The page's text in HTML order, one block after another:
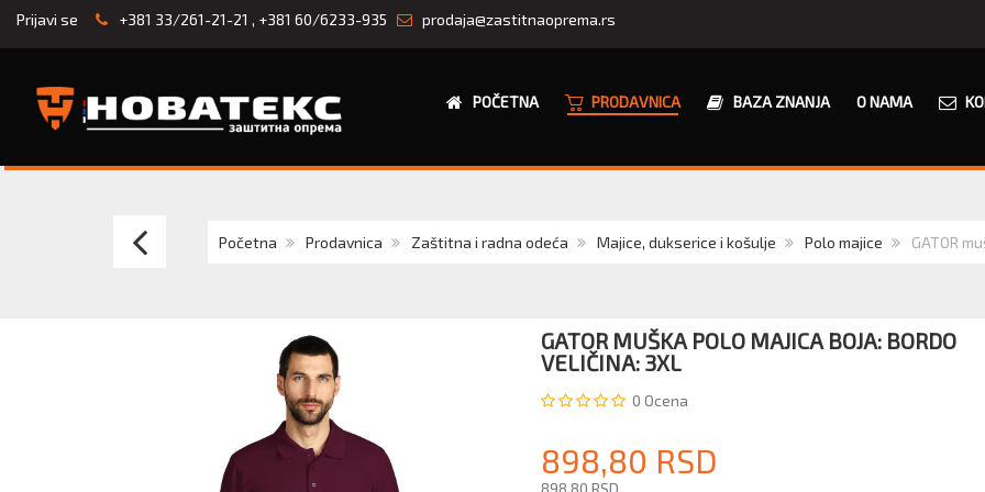
Prijavi se +381 33/261-21-21 , +381 60/6233-935 prodaja@zastitnaoprema.rs
POČETNA PRODAVNICA BAZA ZNANJA O NAMA
Početna Prodavnica Zaštitna i radna odeća Majice, dukserice i košulje Polo majice GATOR
ATLANTIC
ženska
majica
GATOR MUŠKA POLO MAJICA BOJA: BORDO
VELIČINA: 3XL
0 Ocena
898,80 RSD
898,80 RSD